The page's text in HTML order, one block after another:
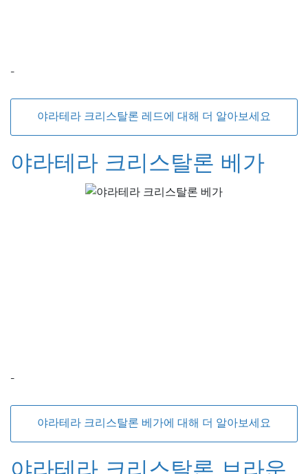
-
야라테라 크리스탈론 레드에 대해 더 알아보세요
야라테라 크리스탈론 베가
-
야라테라 크리스탈론 베가에 대해 더 알아보세요